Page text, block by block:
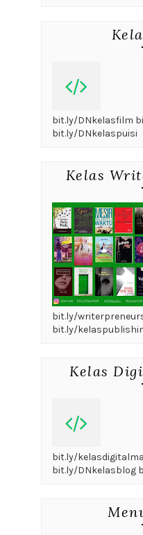
bit.ly/DNkelasfilm
bit.ly/DNkelaspuisi
Kelas
bit.ly/
bit.ly/
Kelas
bit.ly/
bit.ly/DNkelasblog